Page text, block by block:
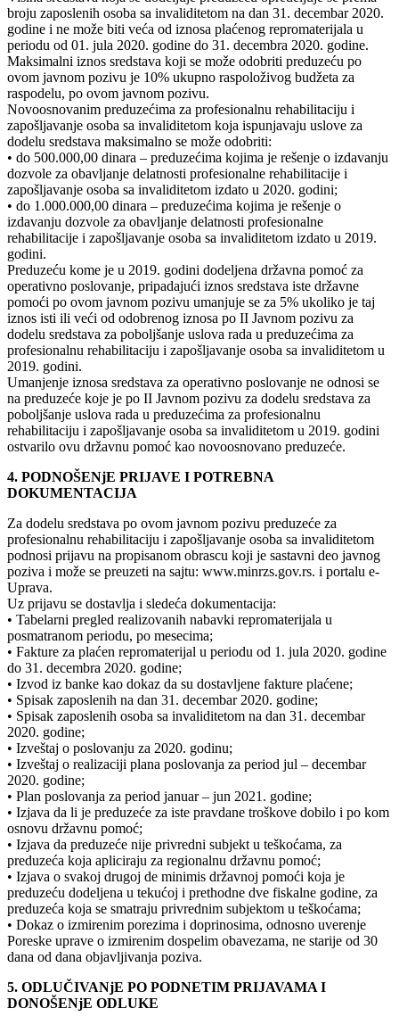
broju zaposlenih osoba sa invaliditetom na dan 31. decembar 2020.
godine i ne može biti veća od iznosa plaćenog repromaterijala u
periodu od 01. jula 2020. godine do 31. decembra 2020. godine.
Maksimalni iznos sredstava koji se može odobriti preduzeću po
ovom javnom pozivu je 10% ukupno raspoloživog budžeta za
raspodelu, po ovom javnom pozivu.
Novoosnovanim preduzećima za profesionalnu rehabilitaciju i
zapošljavanje osoba sa invaliditetom koja ispunjavaju uslove za
dodelu sredstava maksimalno se može odobriti:
• do 500.000,00 dinara – preduzećima kojima je rešenje o izdavanju
dozvole za obavljanje delatnosti profesionalne rehabilitacije i
zapošljavanje osoba sa invaliditetom izdato u 2020. godini;
• do 1.000.000,00 dinara – preduzećima kojima je rešenje o
izdavanju dozvole za obavljanje delatnosti profesionalne
rehabilitacije i zapošljavanje osoba sa invaliditetom izdato u 2019.
godini.
Preduzeću kome je u 2019. godini dodeljena državna pomoć za
operativno poslovanje, pripadajući iznos sredstava iste državne
pomoći po ovom javnom pozivu umanjuje se za 5% ukoliko je taj
iznos isti ili veći od odobrenog iznosa po II Javnom pozivu za
dodelu sredstava za poboljšanje uslova rada u preduzećima za
profesionalnu rehabilitaciju i zapošljavanje osoba sa invaliditetom u
2019. godini.
Umanjenje iznosa sredstava za operativno poslovanje ne odnosi se
na preduzeće koje je po II Javnom pozivu za dodelu sredstava za
poboljšanje uslova rada u preduzećima za profesionalnu
rehabilitaciju i zapošljavanje osoba sa invaliditetom u 2019. godini
ostvarilo ovu državnu pomoć kao novoosnovano preduzeće.
4. PODNOŠENjE PRIJAVE I POTREBNA
DOKUMENTACIJA
Za dodelu sredstava po ovom javnom pozivu preduzeće za
profesionalnu rehabilitaciju i zapošljavanje osoba sa invaliditetom
podnosi prijavu na propisanom obrascu koji je sastavni deo javnog
poziva i može se preuzeti na sajtu: www.minrzs.gov.rs. i portalu e-
Uprava.
Uz prijavu se dostavlja i sledeća dokumentacija:
• Tabelarni pregled realizovanih nabavki repromaterijala u
posmatranom periodu, po mesecima;
• Fakture za plaćen repromaterijal u periodu od 1. jula 2020. godine
do 31. decembra 2020. godine;
• Izvod iz banke kao dokaz da su dostavljene fakture plaćene;
• Spisak zaposlenih na dan 31. decembar 2020. godine;
• Spisak zaposlenih osoba sa invaliditetom na dan 31. decembar
2020. godine;
• Izveštaj o poslovanju za 2020. godinu;
• Izveštaj o realizaciji plana poslovanja za period jul – decembar
2020. godine;
• Plan poslovanja za period januar – jun 2021. godine;
• Izjava da li je preduzeće za iste pravdane troškove dobilo i po kom
osnovu državnu pomoć;
• Izjava da preduzeće nije privredni subjekt u teškoćama, za
preduzeća koja apliciraju za regionalnu državnu pomoć;
• Izjava o svakoj drugoj de minimis državnoj pomoći koja je
preduzeću dodeljena u tekućoj i prethodne dve fiskalne godine, za
preduzeća koja se smatraju privrednim subjektom u teškoćama;
• Dokaz o izmirenim porezima i doprinosima, odnosno uverenje
Poreske uprave o izmirenim dospelim obavezama, ne starije od 30
dana od dana objavljivanja poziva.
5. ODLUČIVANjE PO PODNETIM PRIJAVAMA I
DONOŠENjE ODLUKE